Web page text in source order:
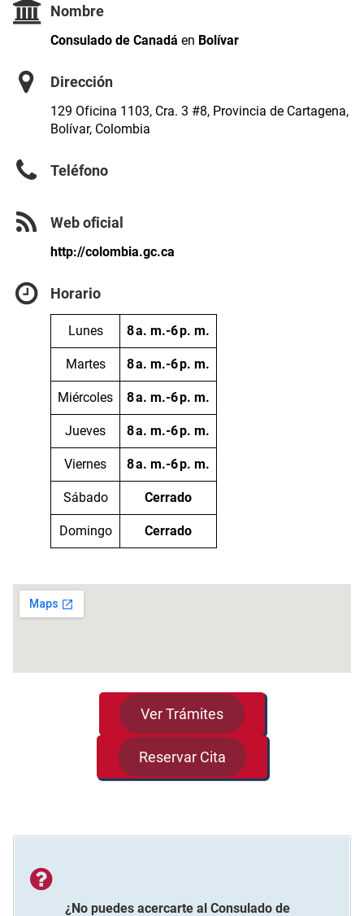
Nombre
Consulado de Canadá en Bolívar
Dirección
129 Oficina 1103, Cra. 3 #8, Provincia de Cartagena,
Bolívar, Colombia
Teléfono
Web oficial
http://colombia.gc.ca
Horario
Lunes 8 a. m.-6 p. m.
Martes 8 a. m.-6 p. m.
Miércoles 8 a. m.-6 p. m.
Jueves 8 a. m.-6 p. m.
Viernes 8 a. m.-6 p. m.
Sábado Cerrado
Domingo Cerrado
Ver Trámites
Reservar Cita
¿No puedes acercarte al Consulado de